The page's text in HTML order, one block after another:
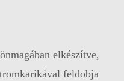
elkészítve,
feldobja